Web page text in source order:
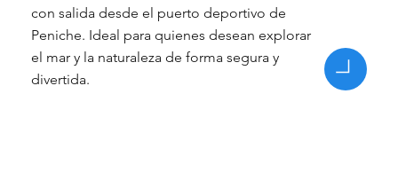
con salida desde el puerto deportivo de
Peniche. Ideal para quienes desean explorar
el mar y la naturaleza de forma segura y
divertida.